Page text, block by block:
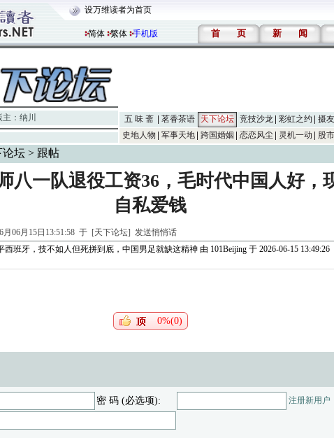
设万维读者为首页
简体 繁体 手机版 首 页 新 闻
主： 纳川 五 味 斋 茗香茶语 天下论坛 竞技沙龙 彩虹之约 摄
史地人物
军事天地 跨国婚姻 恋恋风尘 灵机一动 股
论坛> 跟帖
八一队退役工资36，毛时代中国人好，
自私爱钱
06月15日13:51:58 于 [天下论坛] 发送悄悄话
西班牙，技不如人但死拼到底，中国男足就缺这精神由 101Beijing于 2026-06-15 13:49:26
0%(0)
密 码 (必选项): 注册新用户